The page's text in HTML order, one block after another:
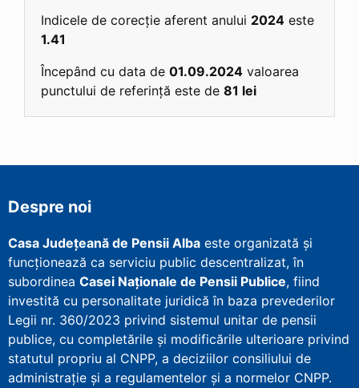
Indicele de corecție aferent anului 2024 este
1.41
Începând cu data de 01.09.2024 valoarea
punctului de referință este de 81 lei
Despre noi
Casa Județeană de Pensii Alba este organizată și
funcționează ca serviciu public descentralizat, în
subordinea Casei Naționale de Pensii Publice, fiind
investită cu personalitate juridică în baza prevederilor
Legii nr. 360/2023 privind sistemul unitar de pensii
publice, cu completările și modificările ulterioare privind
statutul propriu al CNPP, a deciziilor consiliului de
administrație și a regulamentelor și a normelor CNPP.